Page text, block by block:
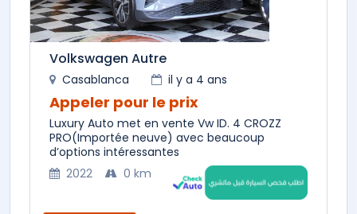
Volkswagen Autre
Casablanca il y a 4 ans
Appeler pour le prix
Luxury Auto met en vente Vw ID. 4 CROZZ
PRO(Importée neuve) avec beaucoup
d’options intéressantes
2022
0 km